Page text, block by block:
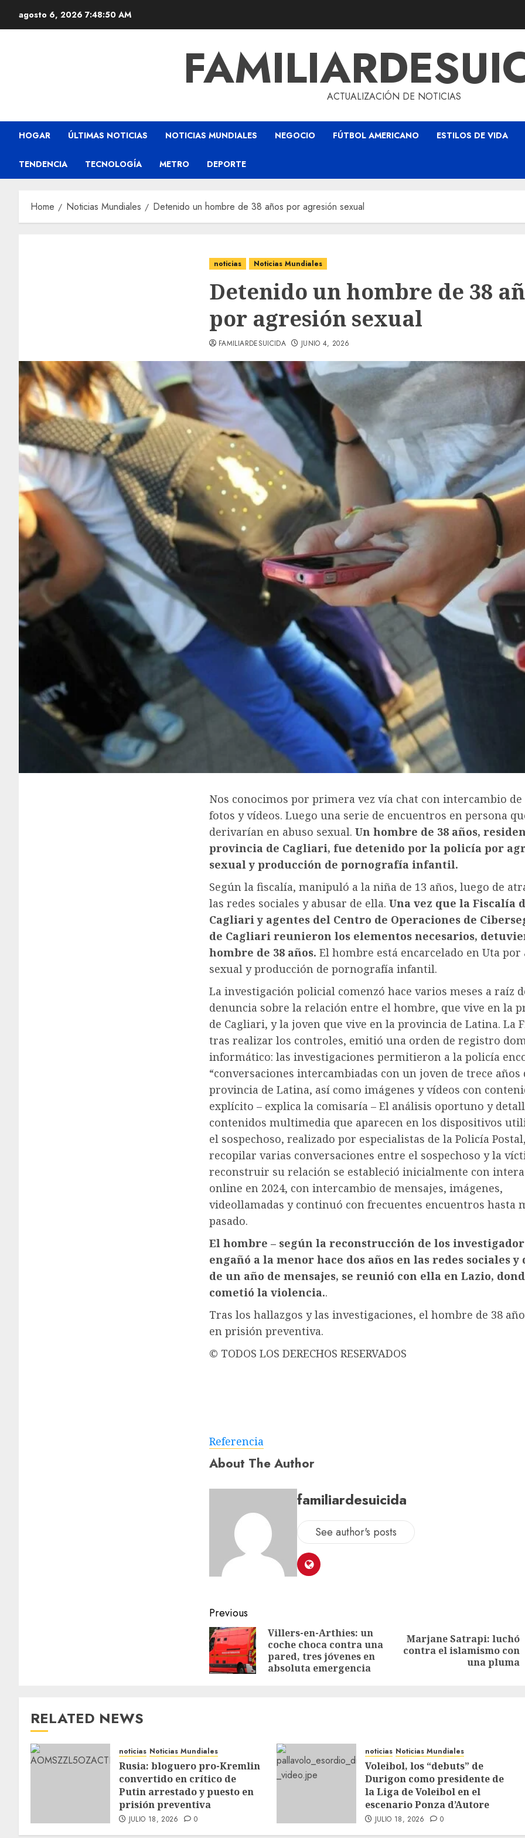
agosto 6, 2026 7:48:51 AM
ACTUALIZACIÓN DE NOTICIAS
HOGAR ÚLTIMAS NOTICIAS NOTICIAS MUNDIALES NEGOCIO FÚTBOL AMERICANO ESTILOS DE VIDA
TENDENCIA TECNOLOGÍA METRO DEPORTE
Home Noticias Mundiales Detenido un hombre de 38 años por agresión sexual
noticias Noticias Mundiales
Detenido un hombre de 38
por agresión sexual
FAMILIARDESUICIDA JUNIO 4, 2026
Nos conocimos por primera vez vía chat con intercambio de
fotos y vídeos. Luego una serie de encuentros en persona
derivarían en abuso sexual. Un hombre de 38 años,
provincia de Cagliari, fue detenido por la policía por
sexual y producción de pornografía infantil.
Según la fiscalía, manipuló a la niña de 13 años, luego de
las redes sociales y abusar de ella. Una vez que la Fiscalía
Cagliari y agentes del Centro de Operaciones de
de Cagliari reunieron los elementos necesarios,
hombre de 38 años. El hombre está encarcelado en Uta
sexual y producción de pornografía infantil.
La investigación policial comenzó hace varios meses a raíz
denuncia sobre la relación entre el hombre, que vive en la
de Cagliari, y la joven que vive en la provincia de Latina. La
tras realizar los controles, emitió una orden de registro
informático: las investigaciones permitieron a la policía
“conversaciones intercambiadas con un joven de trece años
provincia de Latina, así como imágenes y vídeos con
explícito – explica la comisaría – El análisis oportuno y
contenidos multimedia que aparecen en los dispositivos
el sospechoso, realizado por especialistas de la Policía
recopilar varias conversaciones entre el sospechoso y la
reconstruir su relación se estableció inicialmente con
online en 2024, con intercambio de mensajes, imágenes,
videollamadas y continuó con frecuentes encuentros hasta
pasado.
El hombre – según la reconstrucción de los
engañó a la menor hace dos años en las redes sociales y
de un año de mensajes, se reunió con ella en Lazio,
cometió la violencia..
Tras los hallazgos y las investigaciones, el hombre de 38
en prisión preventiva.
© TODOS LOS DERECHOS RESERVADOS
Referencia
About The Author
familiardesuicida
See author's posts
Previous
Villers-en-Arthies: un
coche choca contra una
pared, tres jóvenes en
absoluta emergencia
Marjane Satrapi: luchó
contra el islamismo con
una pluma
RELATED NEWS
noticias Noticias Mundiales
Rusia: bloguero pro-Kremlin
convertido en crítico de
Putin arrestado y puesto en
prisión preventiva
JULIO 18, 2026 0
noticias Noticias Mundiales
Voleibol, los “debuts” de
Durigon como presidente de
la Liga de Voleibol en el
escenario Ponza d’Autore
JULIO 18, 2026 0